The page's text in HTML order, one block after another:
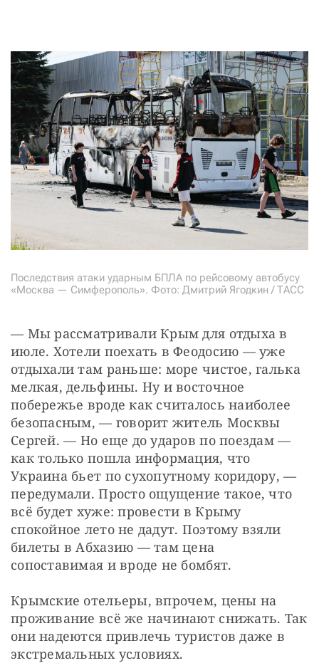
Последствия атаки ударным БПЛА по рейсовому автобусу
«Москва — Симферополь». Фото: Дмитрий Ягодкин / ТАСС
— Мы рассматривали Крым для отдыха в
июле. Хотели поехать в Феодосию — уже
отдыхали там раньше: море чистое, галька
мелкая, дельфины. Ну и восточное
побережье вроде как считалось наиболее
безопасным, — говорит житель Москвы
Сергей. — Но еще до ударов по поездам —
как только пошла информация, что
Украина бьет по сухопутному коридору, —
передумали. Просто ощущение такое, что
всё будет хуже: провести в Крыму
спокойное лето не дадут. Поэтому взяли
билеты в Абхазию — там цена
сопоставимая и вроде не бомбят.
Крымские отельеры, впрочем, цены на
проживание всё же начинают снижать. Так
они надеются привлечь туристов даже в
экстремальных условиях.